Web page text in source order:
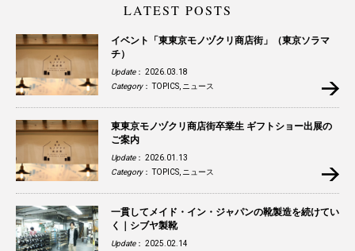
LATEST POSTS
イベント「東東京モノヅクリ商店街」（東京ソラマ
チ）
Update： 2026.03.18
Category：TOPICS ニュース
東東京モノヅクリ商店街卒業生 ギフトショー出展の
ご案内
Update： 2026.01.13
Category：TOPICS ニュース
一貫してメイド・イン・ジャパンの靴製造を続けてい
く｜シブヤ製靴
Update： 2025.02.14